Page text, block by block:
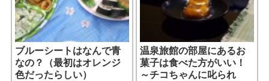
ブルーシートはなんで青
なの？（最初はオレンジ
色だったらしい）
温泉旅館の部屋にあるお
菓子は食べた方がいい！
～チコちゃんに叱られ